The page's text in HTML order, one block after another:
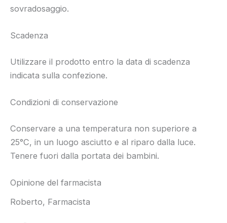
sovradosaggio.
Scadenza
Utilizzare il prodotto entro la data di scadenza
indicata sulla confezione.
Condizioni di conservazione
Conservare a una temperatura non superiore a
25°C, in un luogo asciutto e al riparo dalla luce.
Tenere fuori dalla portata dei bambini.
Opinione del farmacista
Roberto, Farmacista